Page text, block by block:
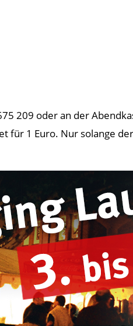
209 oder an der
für 1 Euro. Nur solange